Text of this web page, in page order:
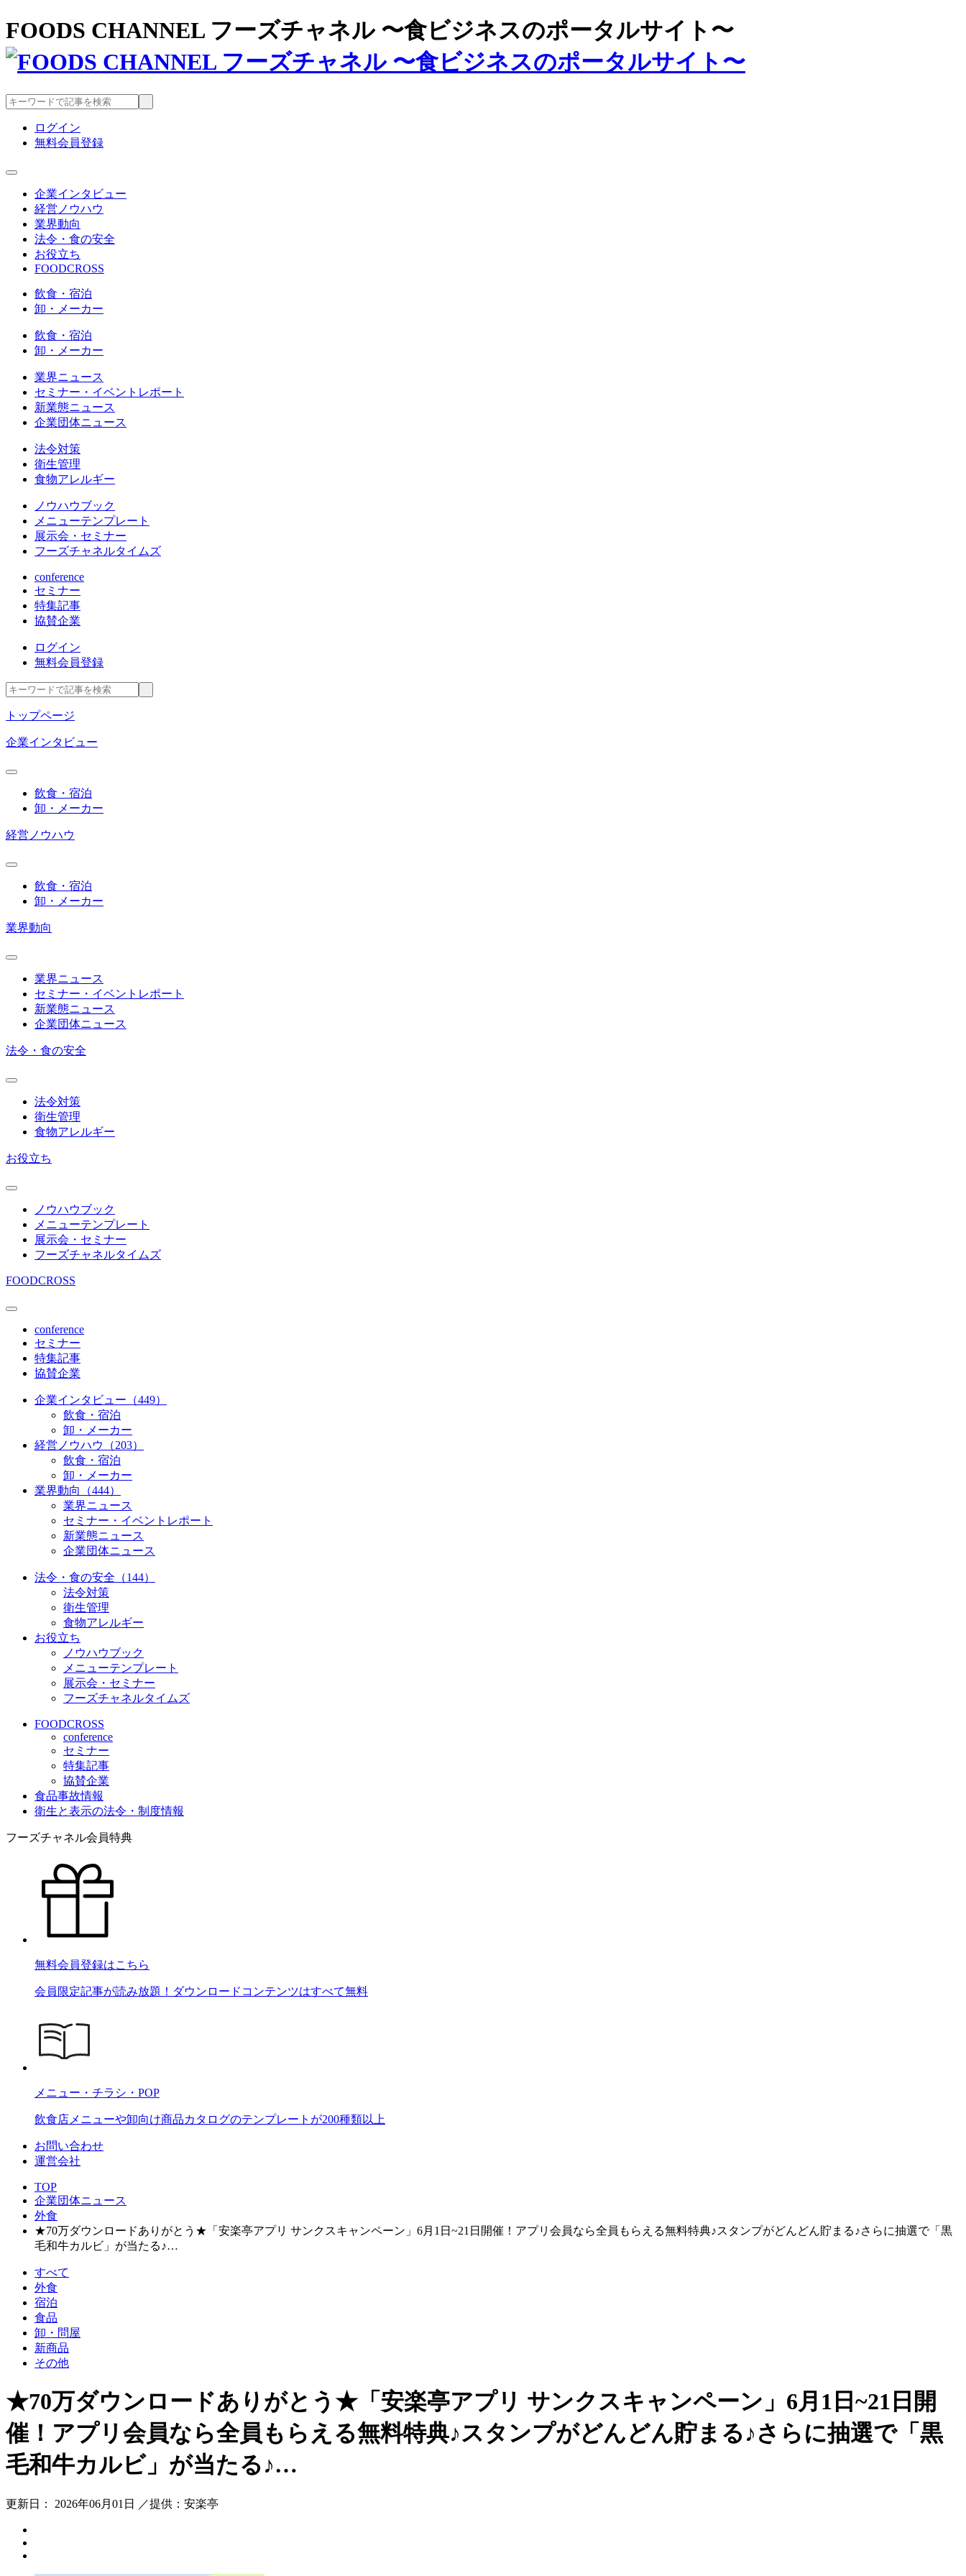
FOODS CHANNEL フーズチャネル 〜食ビジネスのポータルサイト〜
ログイン
無料会員登録
企業インタビュー
経営ノウハウ
業界動向
法令・食の安全
お役立ち
FOODCROSS
飲食・宿泊
卸・メーカー
飲食・宿泊
卸・メーカー
業界ニュース
セミナー・イベントレポート
新業態ニュース
企業団体ニュース
法令対策
衛生管理
食物アレルギー
ノウハウブック
メニューテンプレート
展示会・セミナー
フーズチャネルタイムズ
conference
セミナー
特集記事
協賛企業
ログイン
無料会員登録
トップページ
企業インタビュー
飲食・宿泊
卸・メーカー
経営ノウハウ
飲食・宿泊
卸・メーカー
業界動向
業界ニュース
セミナー・イベントレポート
新業態ニュース
企業団体ニュース
法令・食の安全
法令対策
衛生管理
食物アレルギー
お役立ち
ノウハウブック
メニューテンプレート
展示会・セミナー
フーズチャネルタイムズ
FOODCROSS
conference
セミナー
特集記事
協賛企業
企業インタビュー（449）
飲食・宿泊
卸・メーカー
経営ノウハウ（203）
飲食・宿泊
卸・メーカー
業界動向（444）
業界ニュース
セミナー・イベントレポート
新業態ニュース
企業団体ニュース
法令・食の安全（144）
法令対策
衛生管理
食物アレルギー
お役立ち
ノウハウブック
メニューテンプレート
展示会・セミナー
フーズチャネルタイムズ
FOODCROSS
conference
セミナー
特集記事
協賛企業
食品事故情報
衛生と表示の法令・制度情報
フーズチャネル会員特典
無料会員登録はこちら
会員限定記事が読み放題！ダウンロードコンテンツはすべて無料
メニュー・チラシ・POP
飲食店メニューや卸向け商品カタログのテンプレートが200種類以上
お問い合わせ
運営会社
TOP
企業団体ニュース
外食
★70万ダウンロードありがとう★「安楽亭アプリ サンクスキャンペーン」6月1日~21日開催！アプリ会員なら全員もらえる無料特典♪スタンプがどんどん貯まる♪さらに抽選で「黒
毛和牛カルビ」が当たる♪…
すべて
外食
宿泊
食品
卸・問屋
新商品
その他
★70万ダウンロードありがとう★「安楽亭アプリ サンクスキャンペーン」6月1日~21日開
催！アプリ会員なら全員もらえる無料特典♪スタンプがどんどん貯まる♪さらに抽選で「黒
毛和牛カルビ」が当たる♪…
更新日： 2026年06月01日 ／提供：安楽亭